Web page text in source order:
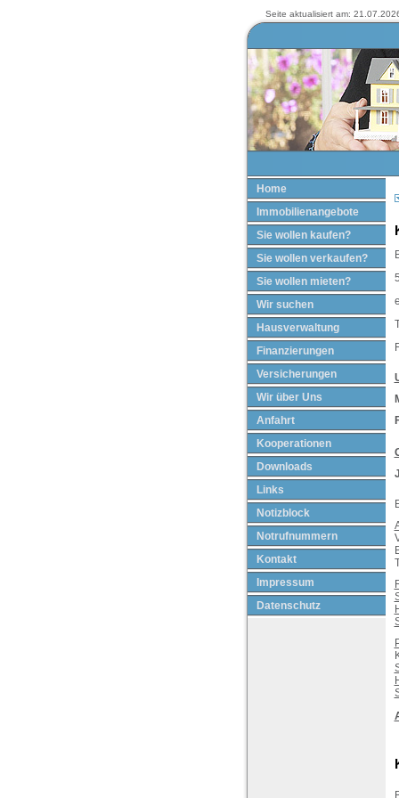
Seite aktualisiert am:
Home
Immobilienangebote
Sie wollen kaufen?
Sie wollen verkaufen?
Sie wollen mieten?
Wir suchen
Hausverwaltung
Finanzierungen
Versicherungen
Wir über Uns
Anfahrt
Kooperationen
Downloads
Links
Notizblock
Notrufnummern
Kontakt
Impressum
Datenschutz